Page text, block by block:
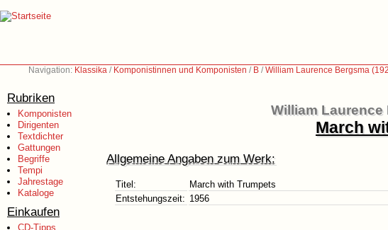
Navigation: Klassika / Komponistinnen und Komponisten / B /William Laurence Bergsma
Rubriken
Komponisten
Dirigenten
Textdichter
Gattungen
Begriffe
Tempi
Jahrestage
Kataloge
Einkaufen
CD-Tipps
William Laurence
March
Allgemeine Angaben zum Werk:
Titel:
March with Trumpets
Entstehungszeit: 1956